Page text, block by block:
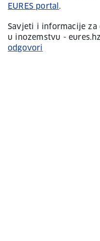
EURES portal .
Savjeti i informacije za
u inozemstvu -
odgovori